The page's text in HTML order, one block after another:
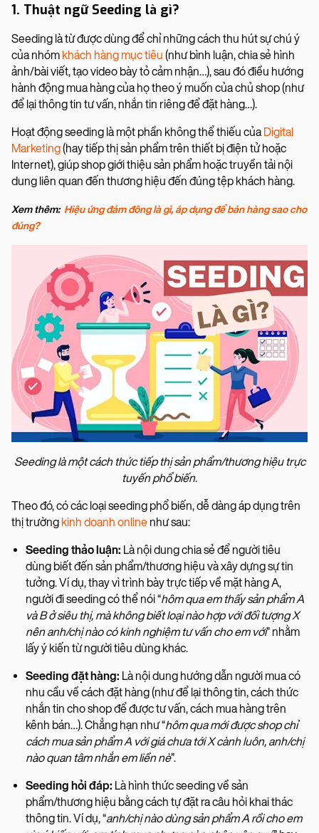
1. Thuật ngữ Seeding là gì?
Seeding là từ được dùng để chỉ những cách thu hút sự chú ý
của nhóm khách hàng mục tiêu (như bình luận, chia sẻ hình
ảnh/bài viết, tạo video bày tỏ cảm nhận…), sau đó điều hướng
hành động mua hàng của họ theo ý muốn của chủ shop (như
để lại thông tin tư vấn, nhắn tin riêng để đặt hàng…).
Hoạt động seeding là một phần không thể thiếu của Digital
Marketing(hay tiếp thị sản phẩm trên thiết bị điện tử hoặc
Internet), giúp shop giới thiệu sản phẩm hoặc truyền tải nội
dung liên quan đến thương hiệu đến đúng tệp khách hàng.
Xem thêm: Hiệu ứng đám đông là gì, áp dụng để bán hàng sao cho
đúng?
Seeding là một cách thức tiếp thị sản phẩm/thương hiệu trực
tuyến phổ biến.
Theo đó, có các loại seeding phổ biến, dễ dàng áp dụng trên
thị trường kinh doanh online như sau:
Seeding thảo luận: Là nội dung chia sẻ để người tiêu
dùng biết đến sản phẩm/thương hiệu và xây dựng sự tin
tưởng. Ví dụ, thay vì trình bày trực tiếp về mặt hàng A,
người đi seeding có thể nói “hôm qua em thấy sản phẩm A
và B ở siêu thị, mà không biết loại nào hợp với đối tượng X
nên anh/chị nào có kinh nghiệm tư vấn cho em với” nhằm
lấy ý kiến từ người tiêu dùng khác.
Seeding đặt hàng: Là nội dung hướng dẫn người mua có
nhu cầu về cách đặt hàng (như để lại thông tin, cách thức
nhắn tin cho shop để được tư vấn, cách mua hàng trên
kênh bán…). Chẳng hạn như “hôm qua mới được shop chỉ
cách mua sản phẩm A với giá chưa tới X cành luôn, anh/chị
nào quan tâm nhắn em liền nè”.
Seeding hỏi đáp: Là hình thức seeding về sản
phẩm/thương hiệu bằng cách tự đặt ra câu hỏi khai thác
thông tin. Ví dụ, “anh/chị nào dùng sản phẩm A rồi cho em